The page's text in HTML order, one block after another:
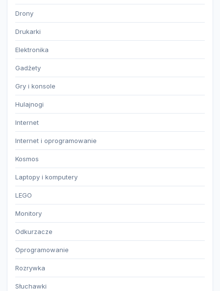
Drony
Drukarki
Elektronika
Gadżety
Gry i konsole
Hulajnogi
Internet
Internet i oprogramowanie
Kosmos
Laptopy i komputery
LEGO
Monitory
Odkurzacze
Oprogramowanie
Rozrywka
Słuchawki